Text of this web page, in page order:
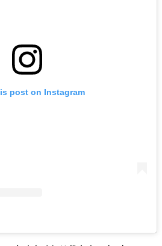
post on Instagram